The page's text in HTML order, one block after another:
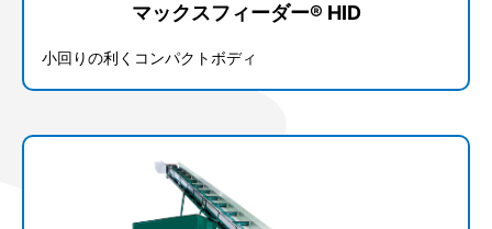
マックスフィーダー® HID
小回りの利くコンパクトボディ